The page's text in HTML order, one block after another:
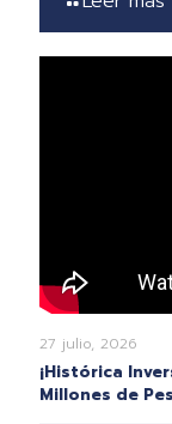
27 julio, 2026
¡Histórica
Millones de